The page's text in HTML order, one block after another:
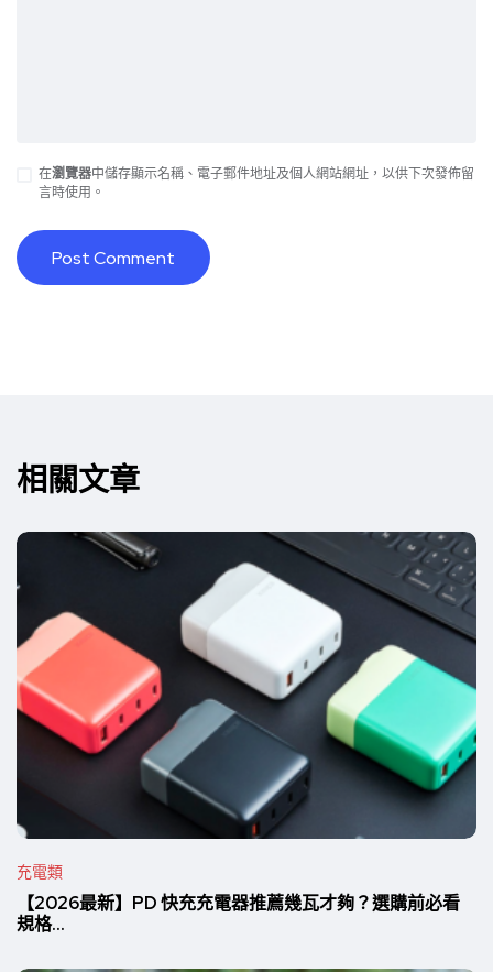
在瀏覽器中儲存顯示名稱、電子郵件地址及個人網站網址，以供下次發佈留
言時使用。
相關文章
充電類
【2026最新】PD 快充充電器推薦幾瓦才夠？選購前必看
規格...